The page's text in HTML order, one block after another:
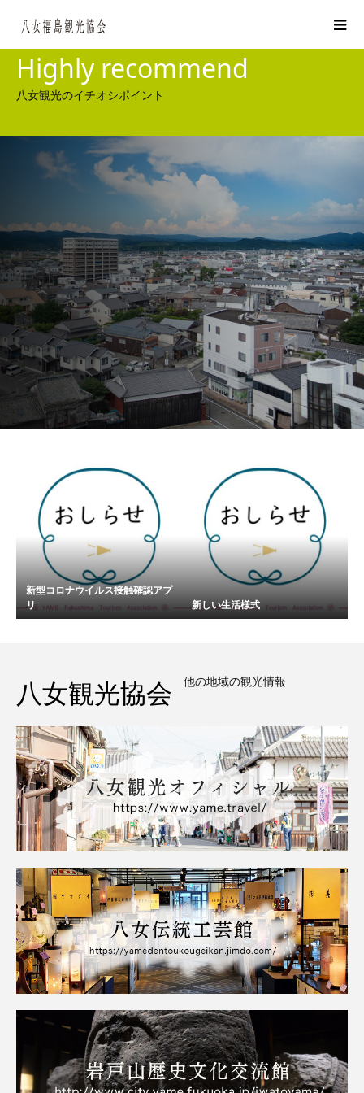
Highly recommend
八女観光のイチオシポイント
新型コロナウイルス接触確認アプ
リ
新しい生活様式
八女観光協会 他の地域の観光情報